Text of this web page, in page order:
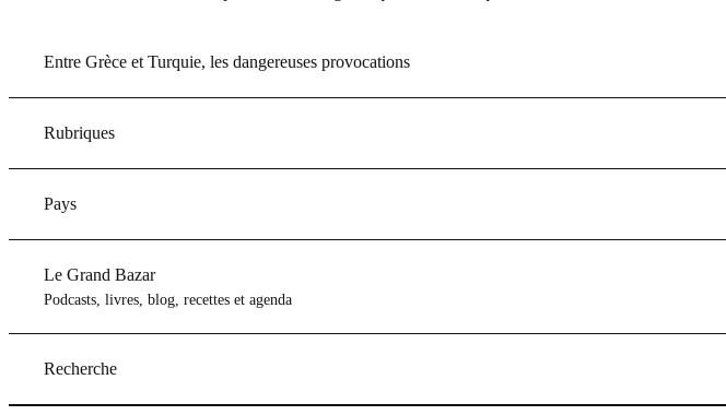
Entre Grèce et Turquie, les dangereuses provocations
Rubriques
Pays
Le Grand Bazar
Podcasts, livres, blog, recettes et agenda
Recherche